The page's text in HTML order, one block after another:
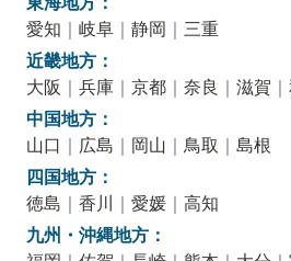
愛知 ｜ 岐阜｜ 静岡 ｜ 三重
近畿地方：
大阪 ｜ 兵庫｜ 京都｜ 奈良 ｜ 滋賀 ｜
中国地方：
山口 ｜ 広島 ｜ 岡山 ｜ 鳥取 ｜ 島根
四国地方：
徳島 ｜ 香川 ｜ 愛媛｜ 高知
九州・沖縄地方：